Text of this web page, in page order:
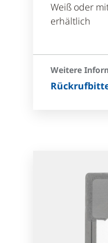
Weiß oder
erhältlich
Weitere